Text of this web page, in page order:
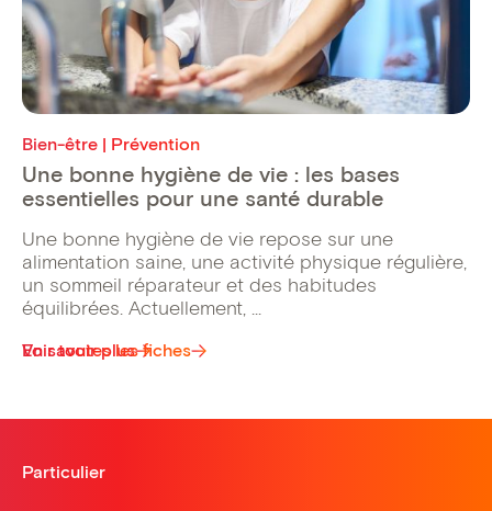
Voir toutes les fiches
Bien-être | Prévention
Une bonne hygiène de vie : les bases
essentielles pour une santé durable
Une bonne hygiène de vie repose sur une
alimentation saine, une activité physique régulière,
un sommeil réparateur et des habitudes
équilibrées. Actuellement, ...
En savoir plus
Particulier